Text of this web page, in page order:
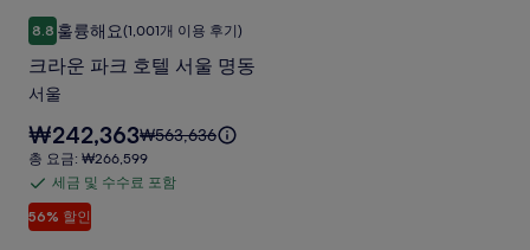
요.
사
진
갤
러
리
수
료
포
크
라
운
파
크
호
텔
서
8.810점 만점 중 8.8점, 훌륭해요, (1,001개 이용 후기)
훌륭해요(1,001개 이용 후기)
크라운 파크 호텔 서울 명동
서울
56% 할인
요
금
은
₩242,363
입
니
₩242,363요
금
은
₩563,636
총
요
금:
₩266,599
총 요금: ₩266,599
세
금
세금 및 수수료 포함
크라운 파크 호텔 서울 명동